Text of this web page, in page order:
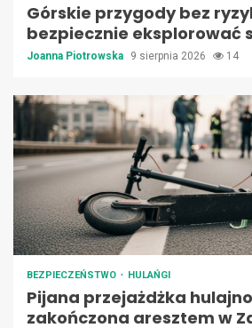
Górskie przygody bez
bezpiecznie eksplorować
Joanna Piotrowska 9 sierpnia 2026 14
BEZPIECZEŃSTWO HULAŃGI
Pijana przejażdżka
zakończona aresztem w